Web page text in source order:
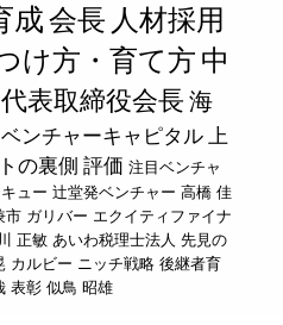
成会長 人材採用
け方・育て方 中
代表取締役会長 海
ベンチャーキャピタル
上
の裏側 評価 注目ベンチャ
ュー 辻堂発ベンチャー 高橋 佳
市 ガリバー エクイティファイナ
正敏 あいわ税理士法人 先見の
カルビー ニッチ戦略 後継者育
表彰 似鳥 昭雄